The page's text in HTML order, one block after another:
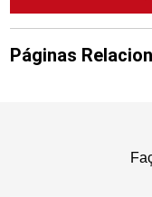
Páginas